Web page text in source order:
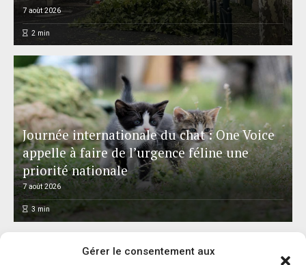
Gérer le consentement aux
7 août 2026
2 min
Journée internationale du chat : One Voice
appelle à faire de l’urgence féline une
priorité nationale
7 août 2026
3 min